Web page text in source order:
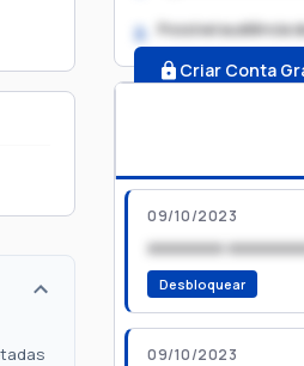
2. Possível audiência
Criar Conta
09/10/2023
xxxxxxxx
Desbloquear
09/10/2023